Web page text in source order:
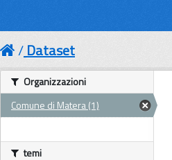
Dataset
Organizzazioni
Comune di Matera (1)
temi